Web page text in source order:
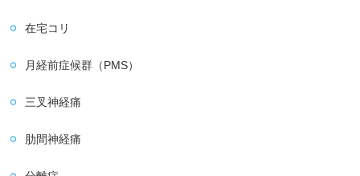
在宅コリ
月経前症候群（PMS）
三叉神経痛
肋間神経痛